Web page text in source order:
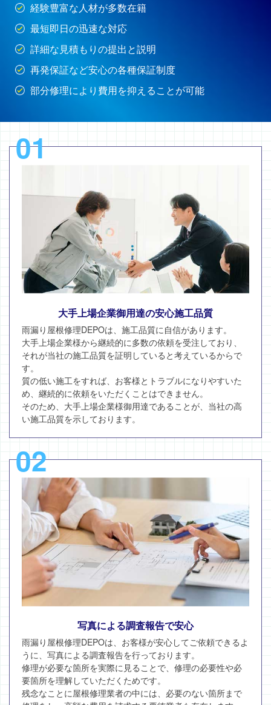
経験豊富な人材が多数在籍
最短即日の迅速な対応
詳細な見積もりの提出と説明
再発保証など安心の各種保証制度
部分修理により費用を抑えることが可能
01
大手上場企業御用達の安心施工品質
雨漏り屋根修理DEPOは、施工品質に自信があります。
大手上場企業様から継続的に多数の依頼を受注しており、
それが当社の施工品質を証明していると考えているからで
す。
質の低い施工をすれば、お客様とトラブルになりやすいた
め、継続的に依頼をいただくことはできません。
そのため、大手上場企業様御用達であることが、当社の高
い施工品質を示しております。
02
写真による調査報告で安心
雨漏り屋根修理DEPOは、お客様が安心してご依頼できるよ
うに、写真による調査報告を行っております。
修理が必要な箇所を実際に見ることで、修理の必要性や必
要箇所を理解していただくためです。
残念なことに屋根修理業者の中には、必要のない箇所まで